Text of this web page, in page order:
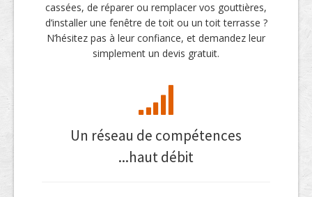
cassées, de réparer ou remplacer vos gouttières,
d’installer une fenêtre de toit ou un toit terrasse ?
N’hésitez pas à leur confiance, et demandez leur
simplement un devis gratuit.
Un réseau de compétences
...haut débit